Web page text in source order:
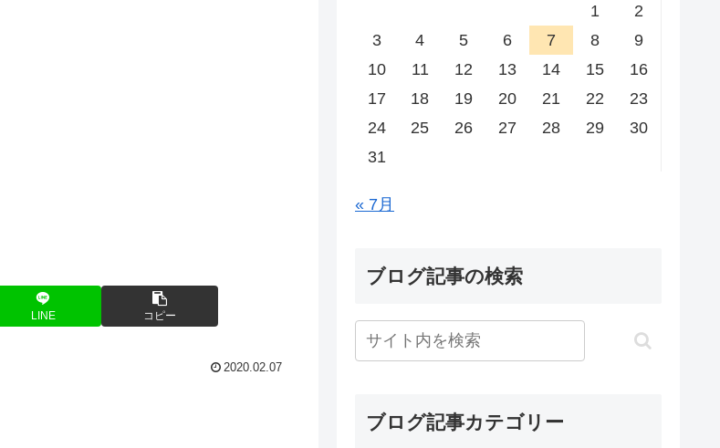
LINE コピー
2020.02.07
1
2
3
4 5 6 7 8
9
10
11 12 13 14 15
16
17
18 19 20 21 22
23
24
25 26 27 28 29
30
31
« 7月
ブログ記事の検索
ブログ記事カテゴリー